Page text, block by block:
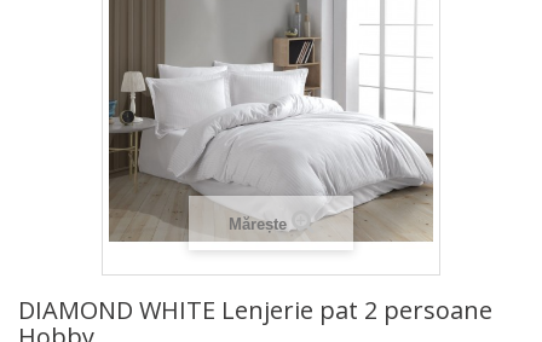
Mărește
DIAMOND WHITE Lenjerie pat 2 persoane